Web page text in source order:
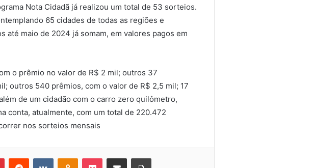
Nota Cidadã já realizou um total de 53 sorteios.
65 cidades de todas as regiões e
até maio de 2024 já somam, em valores pagos em
o prêmio no valor de R$ 2 mil; outros 37
outros 540 prêmios, com o valor de R$ 2,5 mil; 17
de um cidadão com o carro zero quilômetro,
conta, atualmente, com um total de 220.472
nos sorteios mensais